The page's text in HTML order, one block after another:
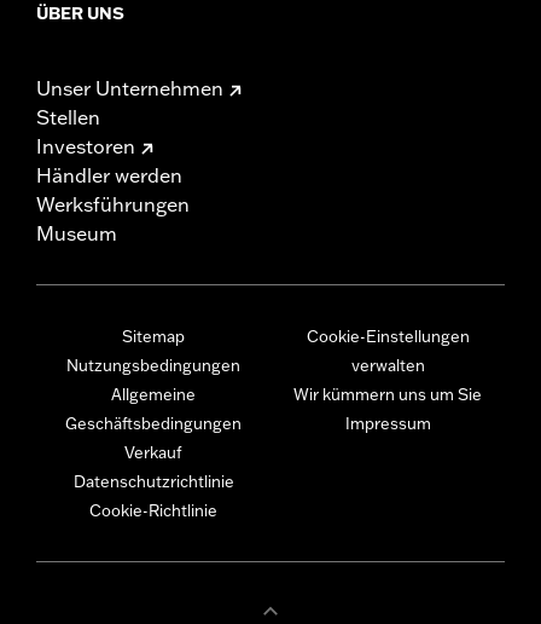
ÜBER UNS
Unser Unternehmen
Stellen
Investoren
Händler werden
Werksführungen
Museum
Sitemap
Nutzungsbedingungen
Allgemeine
Geschäftsbedingungen
Verkauf
Datenschutzrichtlinie
Cookie-Richtlinie
Cookie-Einstellungen
verwalten
Wir kümmern uns um Sie
Impressum